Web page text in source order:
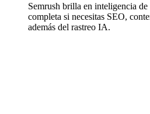
Semrush brilla en inteligencia de
completa si necesitas SEO,
además del rastreo IA.